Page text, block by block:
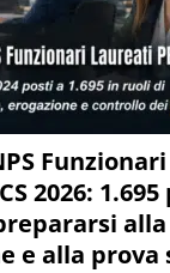
Funzionari
2026:
alla
e alla